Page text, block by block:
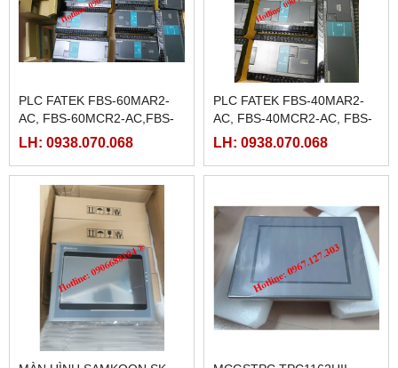
PLC FATEK FBS-60MAR2-
AC, FBS-60MCR2-AC,FBS-
60MAT2-AC, FBS-60MCT2-
LH: 0938.070.068
PLC FATEK FBS-40MAR2-
AC, FBS-40MCR2-AC, FBS-
40MCRT-AC, FBS-40MART-
LH: 0938.070.068